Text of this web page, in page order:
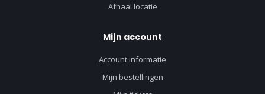
Afhaal locatie
Mijn account
Account informatie
Mijn bestellingen